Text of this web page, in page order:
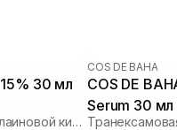
30 мл
Активная сыворотка с азелаиновой кислотой
COS DE BAHA
COS DE
Serum 30 мл